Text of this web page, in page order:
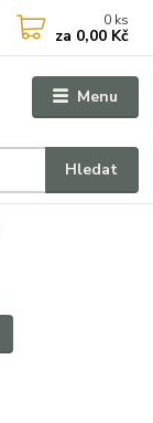
Menu
Hledat
0 ks
za 0,00 Kč